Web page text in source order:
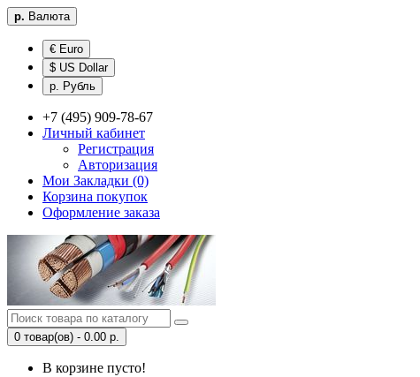
р. Валюта
€ Euro
$ US Dollar
р. Рубль
+7 (495) 909-78-67
Личный кабинет
Регистрация
Авторизация
Мои Закладки (0)
Корзина покупок
Оформление заказа
0 товар(ов) - 0.00 р.
В корзине пусто!